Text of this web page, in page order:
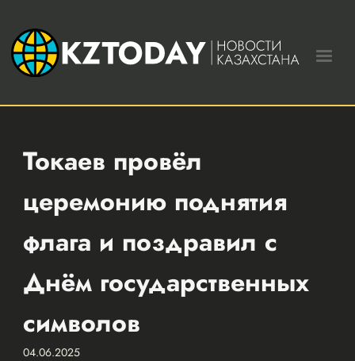
Токаев провёл
церемонию поднятия
флага и поздравил с
Днём государственных
символов
04.06.2025